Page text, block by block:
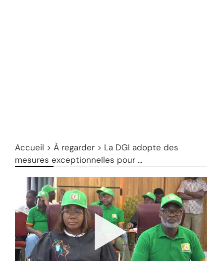
Accueil > À regarder > La DGI adopte des
mesures exceptionnelles pour ...